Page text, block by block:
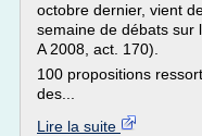
octobre dernier, vient
semaine de débats sur
A 2008, act. 170).
100 propositions
des...
Lire la suite